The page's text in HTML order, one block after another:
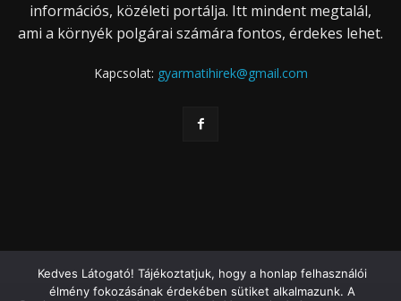
információs, közéleti portálja. Itt mindent megtalál,
ami a környék polgárai számára fontos, érdekes lehet.
Kapcsolat: gyarmatihirek@gmail.com
Kedves Látogató! Tájékoztatjuk, hogy a honlap felhasználói
élmény fokozásának érdekében sütiket alkalmazunk. A